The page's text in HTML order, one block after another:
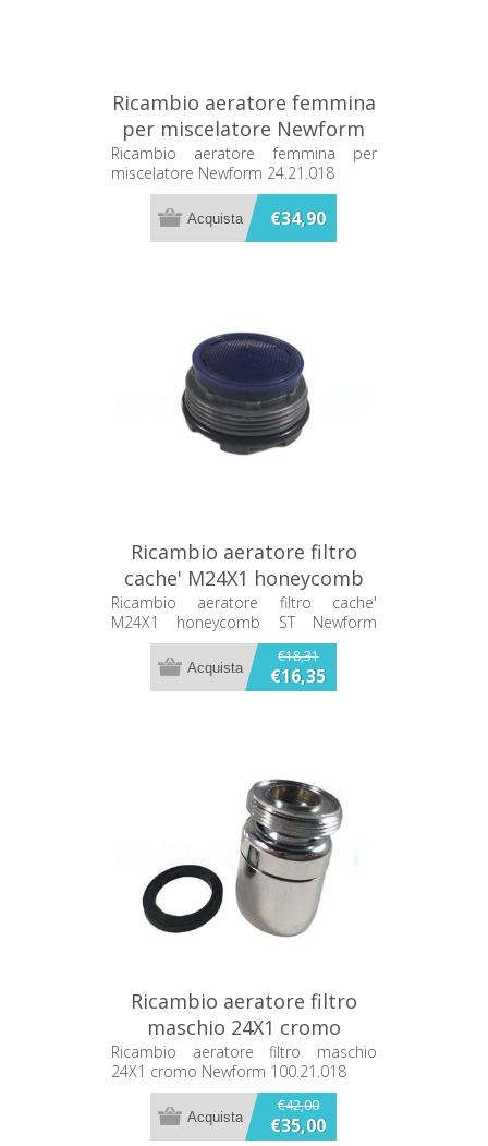
Ricambio aeratore femmina
per miscelatore Newform
24.21.018
Ricambio aeratore femmina per
miscelatore Newform 24.21.018
€34,90
Ricambio aeratore filtro
cache' M24X1 honeycomb
ST Newform 81.00.000
Ricambio aeratore filtro cache'
M24X1 honeycomb ST Newform
81.00.000
€18,31
€16,35
Ricambio aeratore filtro
maschio 24X1 cromo
Newform 100.21.018
Ricambio aeratore filtro maschio
24X1 cromo Newform 100.21.018
€42,00
€35,00